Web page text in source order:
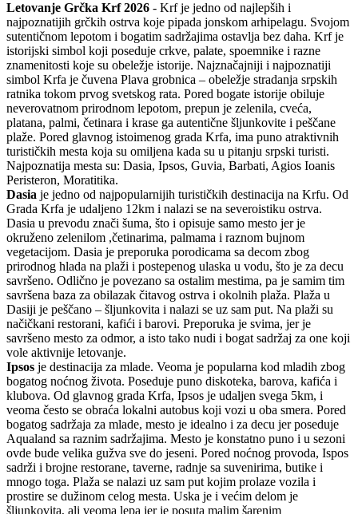
Letovanje Grčka Krf 2026 - Krf je jedno od najlepših i
najpoznatijih grčkih ostrva koje pipada jonskom arhipelagu. Svojom
sutentičnom lepotom i bogatim sadržajima ostavlja bez daha. Krf je
istorijski simbol koji poseduje crkve, palate, spoemnike i razne
znamenitosti koje su obeležje istorije. Najznačajniji i najpoznatiji
simbol Krfa je čuvena Plava grobnica – obeležje stradanja srpskih
ratnika tokom prvog svetskog rata. Pored bogate istorije obiluje
neverovatnom prirodnom lepotom, prepun je zelenila, cveća,
platana, palmi, četinara i krase ga autentične šljunkovite i peščane
plaže. Pored glavnog istoimenog grada Krfa, ima puno atraktivnih
turističkih mesta koja su omiljena kada su u pitanju srpski turisti.
Najpoznatija mesta su: Dasia, Ipsos, Guvia, Barbati, Agios Ioanis
Peristeron, Moratitika.
Dasia je jedno od najpopularnijih turističkih destinacija na Krfu. Od
Grada Krfa je udaljeno 12km i nalazi se na severoistiku ostrva.
Dasia u prevodu znači šuma, što i opisuje samo mesto jer je
okruženo zelenilom ,četinarima, palmama i raznom bujnom
vegetacijom. Dasia je preporuka porodicama sa decom zbog
prirodnog hlada na plaži i postepenog ulaska u vodu, što je za decu
savršeno. Odlično je povezano sa ostalim mestima, pa je samim tim
savršena baza za obilazak čitavog ostrva i okolnih plaža. Plaža u
Dasiji je peščano – šljunkovita i nalazi se uz sam put. Na plaži su
načičkani restorani, kafići i barovi. Preporuka je svima, jer je
savršeno mesto za odmor, a isto tako nudi i bogat sadržaj za one koji
vole aktivnije letovanje.
Ipsos je destinacija za mlade. Veoma je popularna kod mladih zbog
bogatog noćnog života. Poseduje puno diskoteka, barova, kafića i
klubova. Od glavnog grada Krfa, Ipsos je udaljen svega 5km, i
veoma često se obraća lokalni autobus koji vozi u oba smera. Pored
bogatog sadržaja za mlade, mesto je idealno i za decu jer poseduje
Aqualand sa raznim sadržajima. Mesto je konstatno puno i u sezoni
ovde bude velika gužva sve do jeseni. Pored noćnog provoda, Ispos
sadrži i brojne restorane, taverne, radnje sa suvenirima, butike i
mnogo toga. Plaža se nalazi uz sam put kojim prolaze vozila i
prostire se dužinom celog mesta. Uska je i većim delom je
šljunkovita, ali veoma lepa jer je posuta malim šarenim